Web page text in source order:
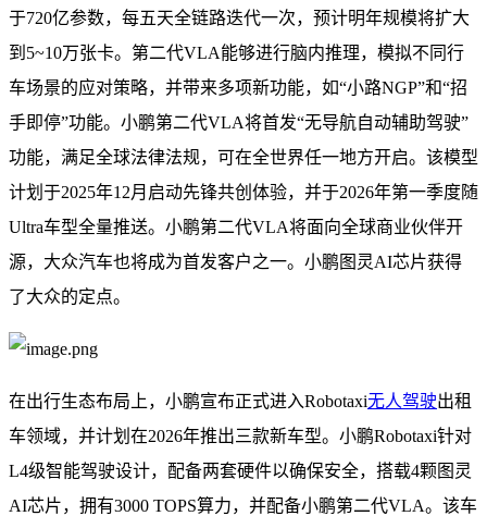
于720亿参数，每五天全链路迭代一次，预计明年规模将扩大
到5~10万张卡。第二代VLA能够进行脑内推理，模拟不同行
车场景的应对策略，并带来多项新功能，如“小路NGP”和“招
手即停”功能。小鹏第二代VLA将首发“无导航自动辅助驾驶”
功能，满足全球法律法规，可在全世界任一地方开启。该模型
计划于2025年12月启动先锋共创体验，并于2026年第一季度随
Ultra车型全量推送。小鹏第二代VLA将面向全球商业伙伴开
源，大众汽车也将成为首发客户之一。小鹏图灵AI芯片获得
了大众的定点。
在出行生态布局上，小鹏宣布正式进入Robotaxi无人驾驶出租
车领域，并计划在2026年推出三款新车型。小鹏Robotaxi针对
L4级智能驾驶设计，配备两套硬件以确保安全，搭载4颗图灵
AI芯片，拥有3000 TOPS算力，并配备小鹏第二代VLA。该车